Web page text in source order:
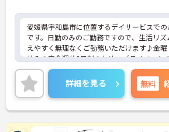
愛媛県宇和島市に位置するデイサービスでの
です。日勤のみのご勤務ですので、生活リズ
えやすく無理なくご勤務いただけます♪金曜
休みの完全週休2日制のため、プライベート
も立てやすく、ワークライフバランスを重
き方が叶います。ご興味のある方には、面接
イントなど、さらに詳細をお話しいたします
気軽にご相談ください！
詳細を見る 無料